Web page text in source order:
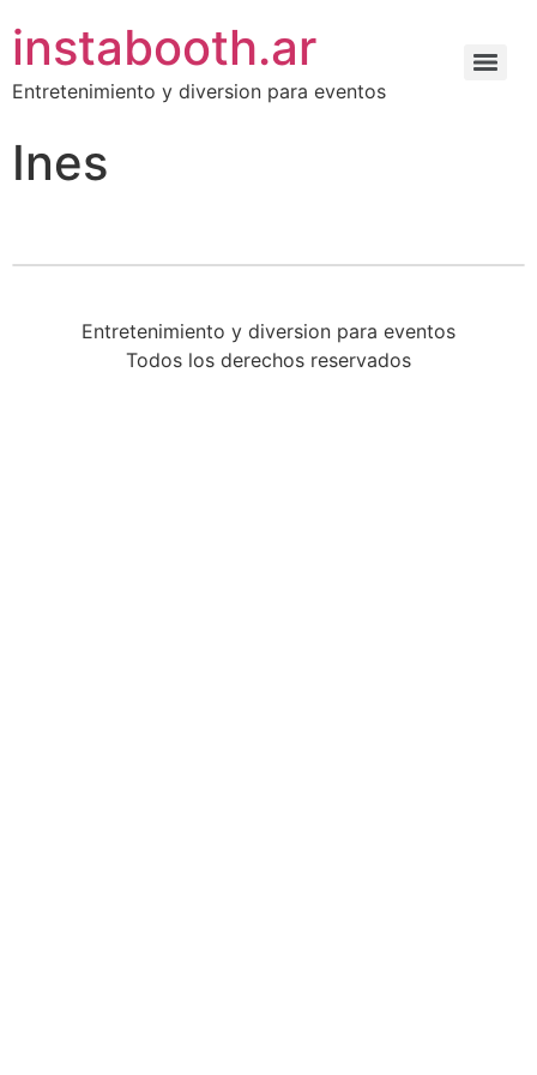
instabooth.ar
Entretenimiento y diversion para eventos
Ines
Entretenimiento y diversion para eventos
Todos los derechos reservados